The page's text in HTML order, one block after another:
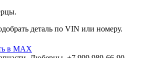
деталь по VIN или номеру.
в MAX